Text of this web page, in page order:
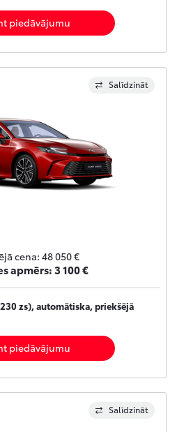
piedāvājumu
Salīdzināt
cena: 48 050 €
apmērs:3 100 €
zs), automātiska, priekšējā
piedāvājumu
Salīdzināt